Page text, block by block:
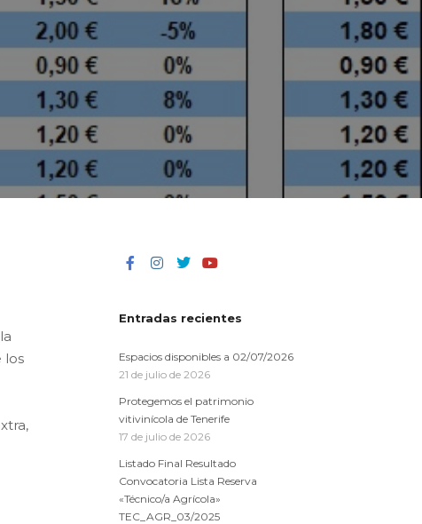
los
Entradas recientes
Espacios disponibles a 02/07/2026
21 de julio de 2026
Protegemos el patrimonio
vitivinícola de Tenerife
17 de julio de 2026
Listado Final Resultado
Convocatoria Lista Reserva
«Técnico/a Agrícola»
TEC_AGR_03/2025